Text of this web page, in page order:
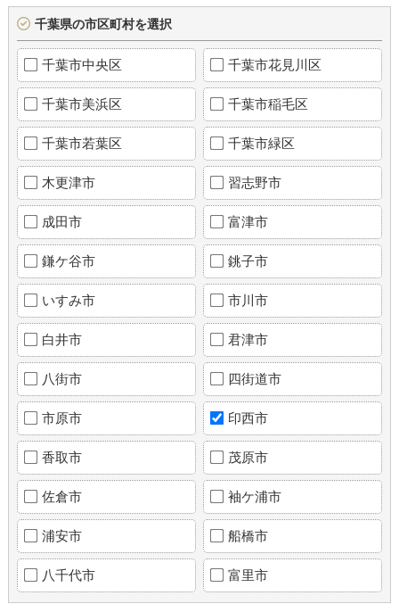
千葉県の市区町村を選択
千葉市中央区 千葉市花見川区
千葉市美浜区 千葉市稲毛区
千葉市若葉区 千葉市緑区
木更津市 習志野市
成田市 富津市
鎌ケ谷市 銚子市
いすみ市 市川市
白井市 君津市
八街市 四街道市
市原市 印西市
香取市 茂原市
佐倉市 袖ケ浦市
浦安市 船橋市
八千代市 富里市